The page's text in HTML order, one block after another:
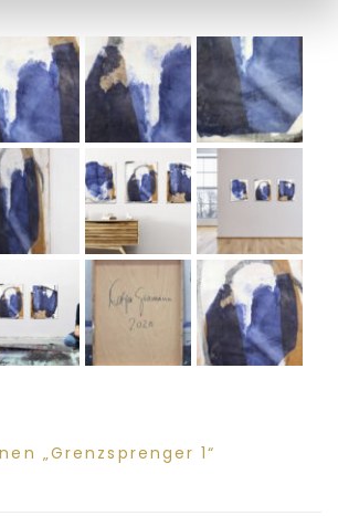
„Grenzsprenger 1“